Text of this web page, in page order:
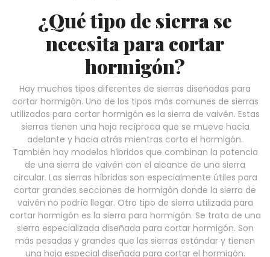
¿Qué tipo de sierra se
necesita para cortar
hormigón?
Hay muchos tipos diferentes de sierras diseñadas para
cortar hormigón. Uno de los tipos más comunes de sierras
utilizadas para cortar hormigón es la sierra de vaivén. Estas
sierras tienen una hoja recíproca que se mueve hacia
adelante y hacia atrás mientras corta el hormigón.
También hay modelos híbridos que combinan la potencia
de una sierra de vaivén con el alcance de una sierra
circular. Las sierras híbridas son especialmente útiles para
cortar grandes secciones de hormigón donde la sierra de
vaivén no podría llegar. Otro tipo de sierra utilizada para
cortar hormigón es la sierra para hormigón. Se trata de una
sierra especializada diseñada para cortar hormigón. Son
más pesadas y grandes que las sierras estándar y tienen
una hoja especial diseñada para cortar el hormigón.